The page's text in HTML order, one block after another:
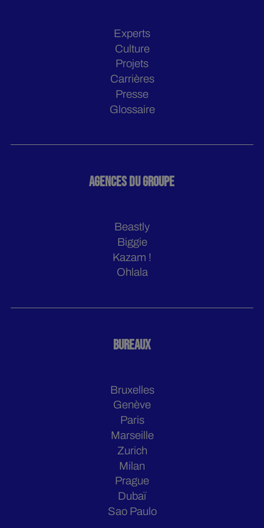
Experts
Culture
Projets
Carrières
Presse
Glossaire
AGENCES DU GROUPE
Beastly
Biggie
Kazam !
Ohlala
BUREAUX
Bruxelles
Genève
Paris
Marseille
Zurich
Milan
Prague
Dubaï
Sao Paulo